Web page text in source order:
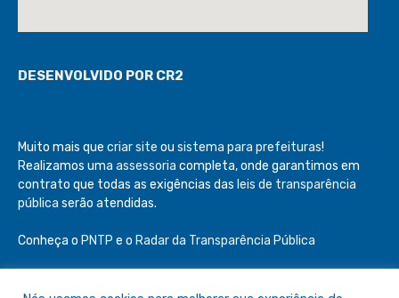
DESENVOLVIDO POR CR2
Muito mais que criar site ou sistema para prefeituras!
Realizamos uma assessoria completa, onde garantimos em
contrato que todas as exigências das leis de transparência
pública serão atendidas.
Conheça o PNTP e o Radar da Transparência Pública